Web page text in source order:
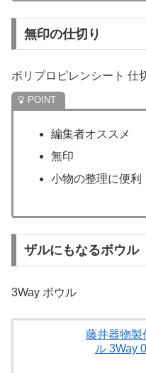
無印の仕切り
ポリプロピレンシート 仕
編集者オススメ
無印
小物の整理に便利
ザルにもなるボウル
3Way ボウル
藤井器物製
ル 3Way